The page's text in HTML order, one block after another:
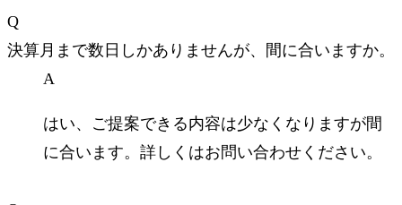
Q
決算月まで数日しかありませんが、間に合いますか。
A
はい、ご提案できる内容は少なくなりますが間
に合います。詳しくはお問い合わせください。